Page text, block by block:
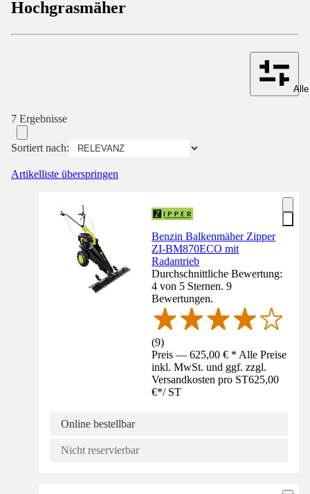
Hochgrasmäher
7 Ergebnisse
Sortiert nach:
Artikelliste überspringen
Benzin Balkenmäher Zipper
ZI-BM870ECO mit
Radantrieb
Durchschnittliche Bewertung:
4 von 5 Sternen. 9
Bewertungen.
(9)
Preis — 625,00 € * Alle Preise
inkl. MwSt. und ggf. zzgl.
Versandkosten pro ST625,00
€*/ ST
Online bestellbar
Nicht reservierbar